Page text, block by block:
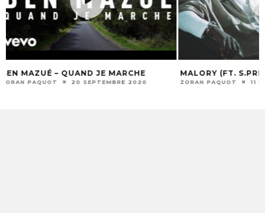
MARCHE
2020
MALORY (FT. S.PRI NOIR) – AU RÉVEIL
ZORAN PAQUOT 11 DÉCEMBRE 2019